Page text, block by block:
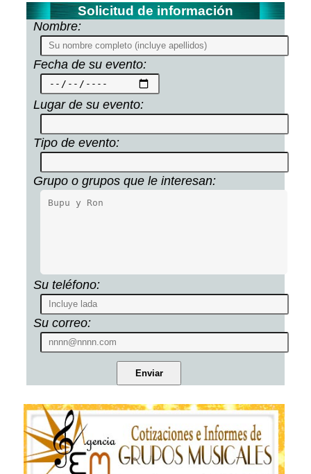
Solicitud de información
Nombre:
Fecha de su evento:
Lugar de su evento:
Tipo de evento:
Grupo o grupos que le interesan:
Su teléfono:
Su correo: